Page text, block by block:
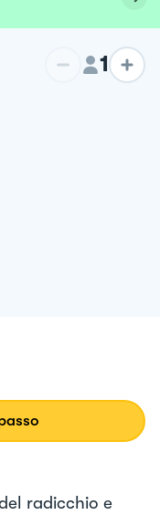
1
radicchio e